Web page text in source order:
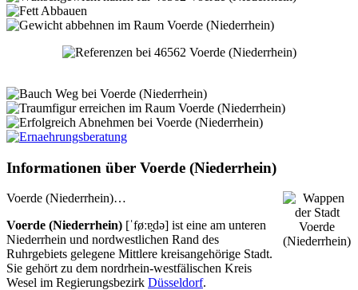
Informationen über Voerde (Niederrhein)
Voerde (Niederrhein)…
Voerde (Niederrhein) [ˈføːɐ̯də] ist eine am unteren
Niederrhein und nordwestlichen Rand des
Ruhrgebiets gelegene Mittlere kreisangehörige Stadt.
Sie gehört zu dem nordrhein-westfälischen Kreis
Wesel im Regierungsbezirk Düsseldorf.